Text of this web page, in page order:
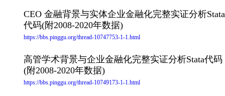
CEO 金融背景与实体企业金融化完整实证分析Stata
代码(附2008-2020年数据)
https://bbs.pinggu.org/thread-10747753-1-1.html
高管学术背景与企业金融化完整实证分析Stata代码
(附2008-2020年数据)
https://bbs.pinggu.org/thread-10749173-1-1.html